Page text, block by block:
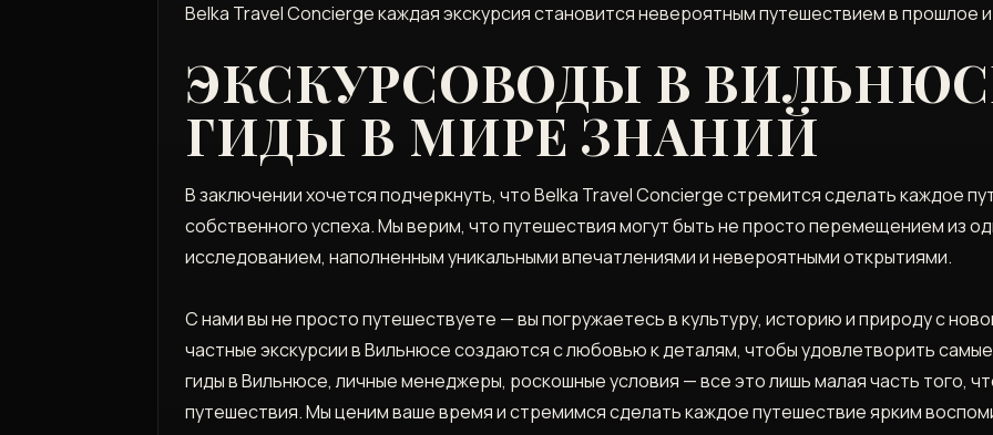
Belka Travel Concierge каждая экскурсия становится невероятным путешествием в прошлое
ЭКСКУРСОВОДЫ В
ГИДЫ В МИРЕ ЗНАНИЙ
В заключении хочется подчеркнуть, что Belka Travel Concierge стремится сделать каждое
собственного успеха. Мы верим, что путешествия могут быть не просто перемещением из
исследованием, наполненным уникальными впечатлениями и невероятными открытиями.
С нами вы не просто путешествуете — вы погружаетесь в культуру, историю и природу с
частные экскурсии в Вильнюсе создаются с любовью к деталям, чтобы удовлетворить
гиды в Вильнюсе, личные менеджеры, роскошные условия — все это лишь малая часть того,
путешествия. Мы ценим ваше время и стремимся сделать каждое путешествие ярким